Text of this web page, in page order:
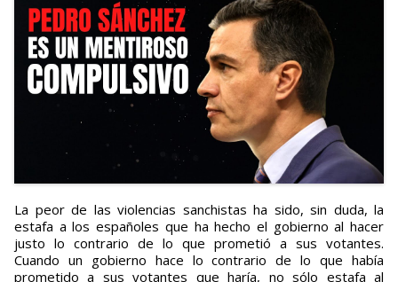
La peor de las violencias sanchistas ha sido, sin duda, la
estafa a los españoles que ha hecho el gobierno al hacer
justo lo contrario de lo que prometió a sus votantes.
Cuando un gobierno hace lo contrario de lo que había
prometido a sus votantes que haría, no sólo estafa al